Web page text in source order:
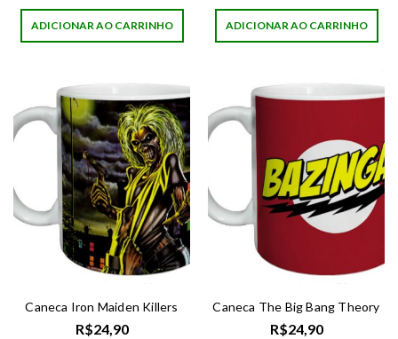
ADICIONAR AO CARRINHO ADICIONAR AO CARRINHO
Caneca Iron Maiden Killers
R$24,90
Caneca The Big Bang Theory
R$24,90